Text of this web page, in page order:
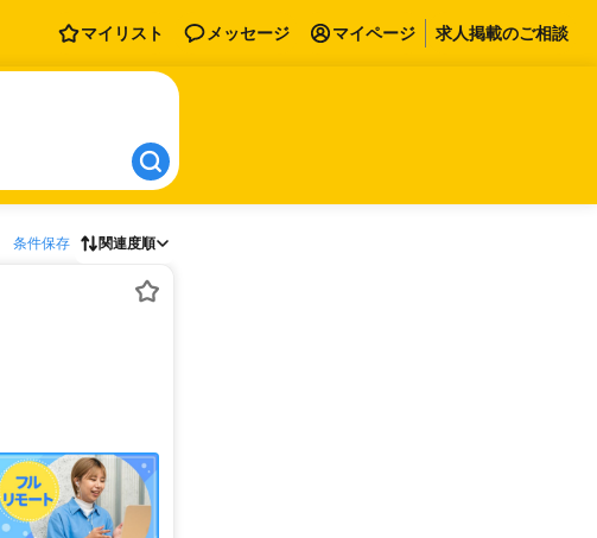
マイリスト メッセージ マイページ 求人掲載のご相談
条件保存 関連度順